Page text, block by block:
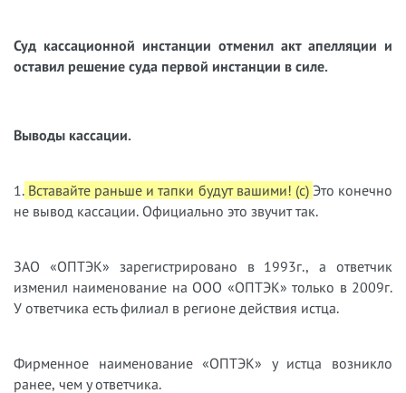
Суд кассационной инстанции отменил акт апелляции и
оставил решение суда первой инстанции в силе.
Выводы кассации.
1. Вставайте раньше и тапки будут вашими! (с) Это конечно
не вывод кассации. Официально это звучит так.
ЗАО «ОПТЭК» зарегистрировано в 1993г., а ответчик
изменил наименование на ООО «ОПТЭК» только в 2009г.
У ответчика есть филиал в регионе действия истца.
Фирменное наименование «ОПТЭК» у истца возникло
ранее, чем у ответчика.